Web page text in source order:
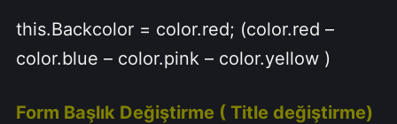
this.Backcolor = color.red; (color.red –
color.blue – color.pink – color.yellow )
Form Başlık Değiştirme ( Title değiştirme)